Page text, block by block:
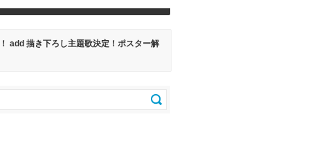
add 描き下ろし主題歌決定！ポスター解